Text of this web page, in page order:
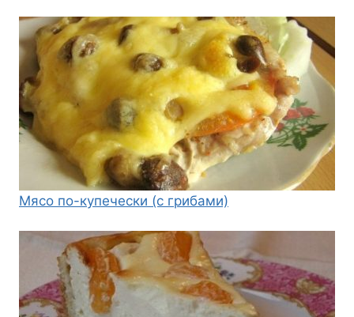
Мясо по-купечески (с грибами)